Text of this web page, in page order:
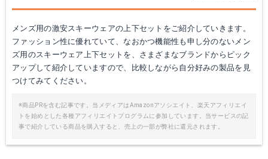
メンズ用の激安スキーウェアの上下セットをご紹介していきます。
ファッション性に優れていて、なおかつ機能性も申し分のないメン
ズ用のスキーウェア上下セットを、さまざまなブランドからピック
アップして紹介していますので、比較しながら自分好みの製品を見
つけてみてください。
※商品PRを含む記事です。当メディアはAmazonアソシエイト、楽天アフィリエイ
トを始めとした各種アフィリエイトプログラムに参加しています。当サービスの記
事で紹介している商品を購入すると、売上の一部が弊社に還元されます。
ONS92522
Amazonで詳細を見る
楽天で詳細を見る
Amazonで詳細を見る
楽天で詳細を見る